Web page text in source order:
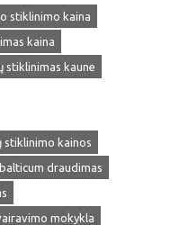
stiklinimo kaina
kaina
stiklinimas kaune
stiklinimo kainos
balticum draudimas
mokykla